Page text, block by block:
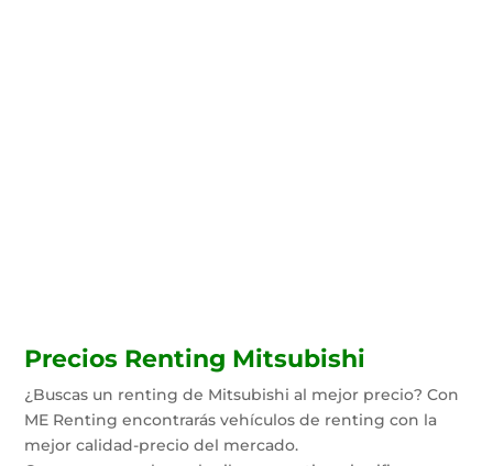
Precios Renting Mitsubishi
¿Buscas un renting de Mitsubishi al mejor precio? Con
ME Renting encontrarás vehículos de renting con la
mejor calidad-precio del mercado.